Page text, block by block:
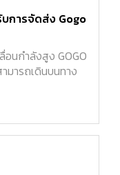
การจัดส่ง Gogo
อนกำลังสูง GOGO
มารถเดินบนทาง